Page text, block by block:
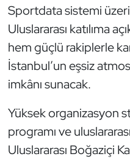
Sportdata sistemi
Uluslararası katılıma
hem güçlü rakiplerle
İstanbul’un eşsiz
imkânı sunacak.
Yüksek organizasyon
programı ve
Uluslararası Boğaziçi
Triatlon
Voleybol
Vücut Geliştirme
Wushu Kungfu
Yelken